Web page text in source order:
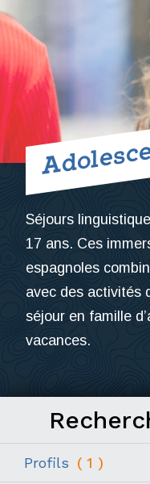
Séjours
17 ans. Ces
espagnoles
avec des activités
séjour en famille
vacances.
Profils (1 )